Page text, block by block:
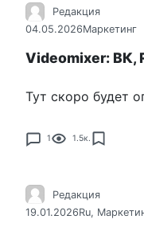
Редакция
04.05.2026Маркетинг
Videomixer: ВК,
Тут скоро будет
1 1.5к.
Редакция
19.01.2026Ru,